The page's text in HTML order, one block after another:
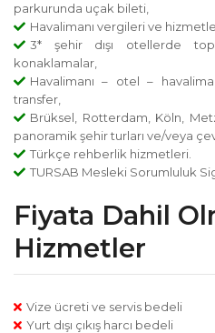
parkurunda uçak bileti,
Havalimanı vergileri ve
3* şehir dışı otellerde
konaklamalar,
Havalimanı – otel –
transfer,
Brüksel, Rotterdam, Köln,
panoramik şehir turları ve/veya
Türkçe rehberlik hizmetleri.
TURSAB Mesleki Sorumluluk
Fiyata Dahil
Hizmetler
Vize ücreti ve servis bedeli
Yurt dışı çıkış harcı bedeli